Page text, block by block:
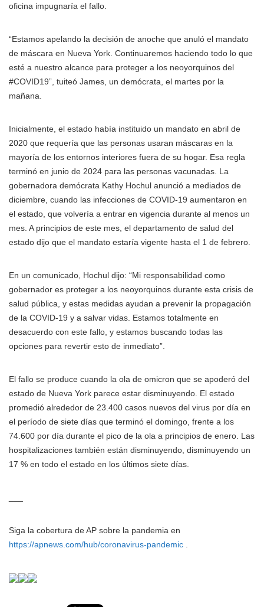
oficina impugnaría el fallo.
“Estamos apelando la decisión de anoche que anuló el mandato
de máscara en Nueva York. Continuaremos haciendo todo lo que
esté a nuestro alcance para proteger a los neoyorquinos del
#COVID19”, tuiteó James, un demócrata, el martes por la
mañana.
Inicialmente, el estado había instituido un mandato en abril de
2020 que requería que las personas usaran máscaras en la
mayoría de los entornos interiores fuera de su hogar. Esa regla
terminó en junio de 2024 para las personas vacunadas. La
gobernadora demócrata Kathy Hochul anunció a mediados de
diciembre, cuando las infecciones de COVID-19 aumentaron en
el estado, que volvería a entrar en vigencia durante al menos un
mes. A principios de este mes, el departamento de salud del
estado dijo que el mandato estaría vigente hasta el 1 de febrero.
En un comunicado, Hochul dijo: “Mi responsabilidad como
gobernador es proteger a los neoyorquinos durante esta crisis de
salud pública, y estas medidas ayudan a prevenir la propagación
de la COVID-19 y a salvar vidas. Estamos totalmente en
desacuerdo con este fallo, y estamos buscando todas las
opciones para revertir esto de inmediato”.
El fallo se produce cuando la ola de omicron que se apoderó del
estado de Nueva York parece estar disminuyendo. El estado
promedió alrededor de 23.400 casos nuevos del virus por día en
el período de siete días que terminó el domingo, frente a los
74.600 por día durante el pico de la ola a principios de enero. Las
hospitalizaciones también están disminuyendo, disminuyendo un
17 % en todo el estado en los últimos siete días.
Siga la cobertura de AP sobre la pandemia en
https://apnews.com/hub/coronavirus-pandemic